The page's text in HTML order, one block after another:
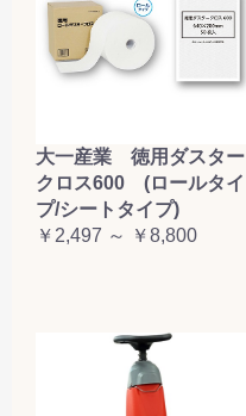
大一産業 徳用ダスター
クロス600 (ロールタイ
プ/シートタイプ)
￥2,497 ～ ￥8,800